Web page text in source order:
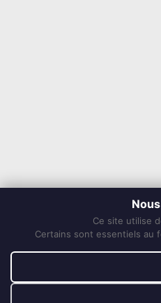
Ce site utilise
Certains sont essentiels au